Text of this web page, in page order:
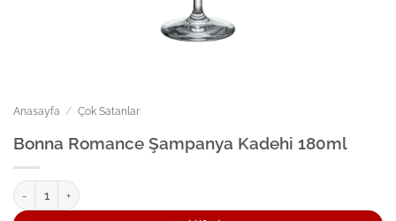
Anasayfa / Çok Satanlar
Bonna Romance Şampanya Kadehi 180ml
Bonna Romance Şampanya Kadehi 180ml adet